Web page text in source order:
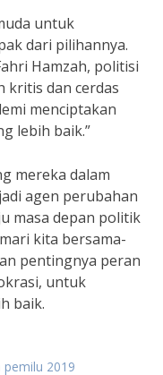
untuk
dari pilihannya.
Hamzah, politisi
kritis dan cerdas
menciptakan
lebih baik.”
mereka dalam
agen perubahan
masa depan politik
kita bersama-
pentingnya peran
untuk
baik.
pemilu 2019